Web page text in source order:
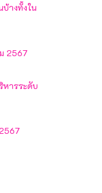
างทั้งใน
2567
ารระดับ